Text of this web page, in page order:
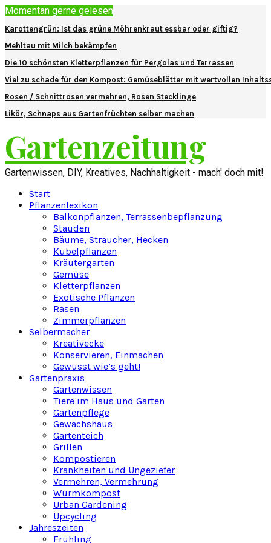
Momentan gerne gelesen
Karottengrün: Ist das grüne Möhrenkraut essbar oder giftig?
Mehltau mit Milch bekämpfen
Die 10 schönsten Kletterpflanzen für Pergolas und Terrassen
Viel zu schade für den Kompost: Gemüseblätter mit wertvollen
Rosen / Schnittrosen vermehren, Rosen Stecklinge
Likör, Schnaps aus Gartenfrüchten selber machen
Gartenzeitung
Gartenwissen, DIY, Kreatives, Nachhaltigkeit - mach' doch mit!
Start
Pflanzenlexikon
Balkonpflanzen, Terrassenbepflanzung
Stauden
Bäume, Sträucher, Hecken
Kübelpflanzen
Kräutergarten
Gemüse
Kletterpflanzen
Exotische Pflanzen
Rasen
Zimmerpflanzen
Selbermacher
Kreativecke
Konservieren, Einmachen
Gewusst wie’s geht!
Gartenpraxis
Gartenwissen
Tiere im Haus und Garten
Gartenpflege
Gewächshaus
Gartenteich
Grillen
Kompostieren
Krankheiten und Ungeziefer
Vermehren, Vermehrung
Wurmkompost
Urban Gardening
Upcycling
Jahreszeiten
Frühling